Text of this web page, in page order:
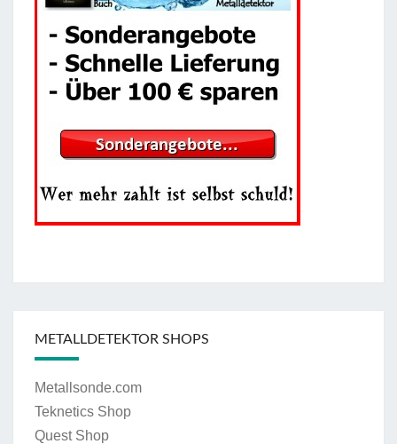
METALLDETEKTOR SHOPS
Metallsonde.com
Teknetics Shop
Quest Shop